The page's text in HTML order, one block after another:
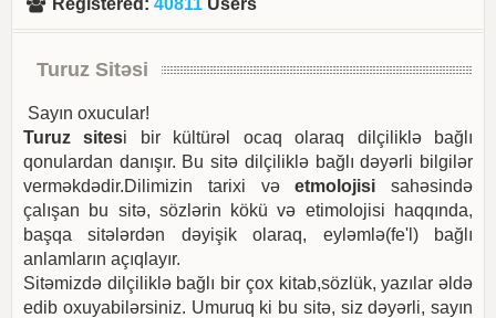
Turuz Sitəsi
Sayın oxucular!
Turuz sitesi bir kültürəl ocaq olaraq dilçiliklə bağlı
qonulardan danışır. Bu sitə dilçiliklə bağlı dəyərli bilgilər
verməkdədir.Dilimizin tarixi vəetmolojisi sahəsində
çalışan bu sitə, sözlərin kökü və etimolojisi haqqında,
başqa sitələrdən dəyişik olaraq, eyləmlə(fe'l) bağlı
anlamların açıqlayır.
Sitəmizdə dilçiliklə bağlı bir çox kitab,sözlük, yazılar əldə
edib oxuyabilərsiniz. Umuruq ki bu sitə, siz dəyərli, sayın